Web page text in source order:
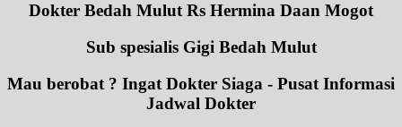
Dokter Bedah Mulut Rs Hermina Daan Mogot
Sub spesialis Gigi Bedah Mulut
Mau berobat ? Ingat Dokter Siaga - Pusat Informasi
Jadwal Dokter